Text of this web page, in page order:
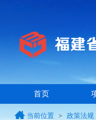
首页
当前位置 > 政策法规